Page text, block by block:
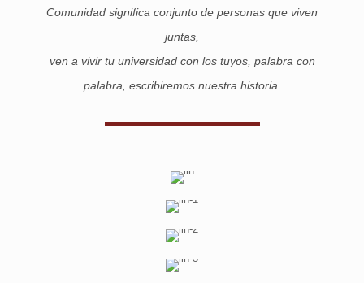
Comunidad significa conjunto de personas que viven
juntas,
ven a vivir tu universidad con los tuyos, palabra con
palabra, escribiremos nuestra historia.